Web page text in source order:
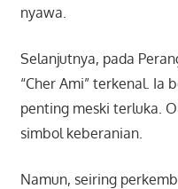
nyawa.
Selanjutnya, pada
“Cher Ami” terkenal. Ia
penting meski terluka.
simbol keberanian.
Namun, seiring